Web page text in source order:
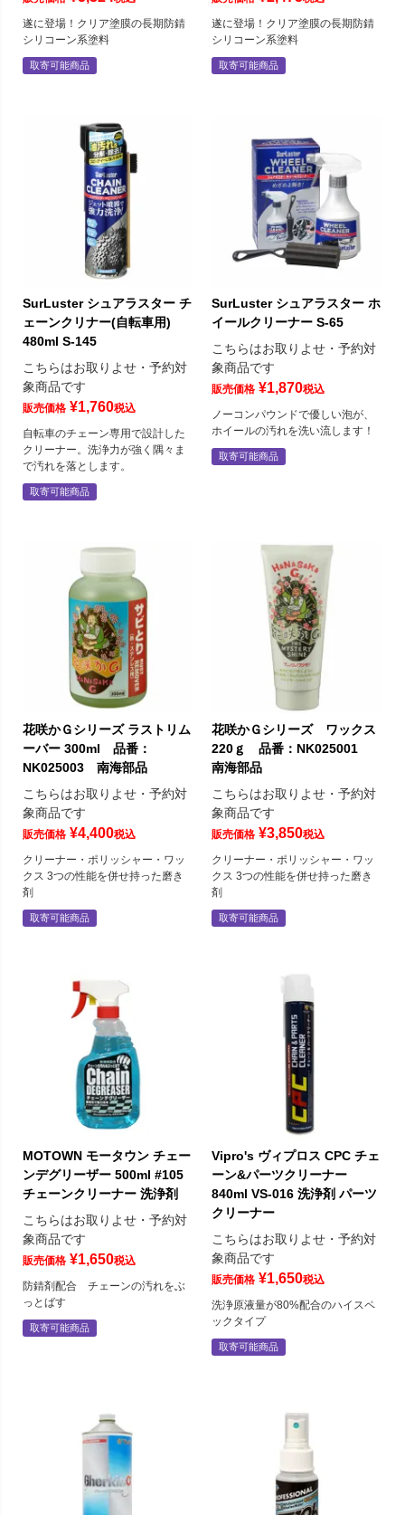
遂に登場！クリア塗膜の長期防錆
シリコーン系塗料
取寄可能商品
遂に登場！クリア塗膜の長期防錆
シリコーン系塗料
取寄可能商品
SurLuster シュアラスター チ
ェーンクリナー(自転車用)
480ml S-145
こちらはお取りよせ・予約対
象商品です
販売価格 ¥1,760税込
自転車のチェーン専用で設計した
クリーナー。洗浄力が強く隅々ま
で汚れを落とします。
取寄可能商品
SurLuster シュアラスター ホ
イールクリーナー S-65
こちらはお取りよせ・予約対
象商品です
販売価格 ¥1,870税込
ノーコンパウンドで優しい泡が、
ホイールの汚れを洗い流します！
取寄可能商品
花咲かＧシリーズ ラストリム
ーバー 300ml 品番：
NK025003 南海部品
こちらはお取りよせ・予約対
象商品です
販売価格 ¥4,400税込
クリーナー・ポリッシャー・ワッ
クス 3つの性能を併せ持った磨き
剤
取寄可能商品
花咲かＧシリーズ ワックス
220ｇ 品番：NK025001
南海部品
こちらはお取りよせ・予約対
象商品です
販売価格 ¥3,850税込
クリーナー・ポリッシャー・ワッ
クス 3つの性能を併せ持った磨き
剤
取寄可能商品
MOTOWN モータウン チェー
ンデグリーザー 500ml #105
チェーンクリーナー 洗浄剤
こちらはお取りよせ・予約対
象商品です
販売価格 ¥1,650税込
防錆剤配合 チェーンの汚れをぶ
っとばす
取寄可能商品
Vipro's ヴィプロス CPC チェ
ーン&パーツクリーナー
840ml VS-016 洗浄剤 パーツ
クリーナー
こちらはお取りよせ・予約対
象商品です
販売価格 ¥1,650税込
洗浄原液量が80%配合のハイスペ
ックタイプ
取寄可能商品